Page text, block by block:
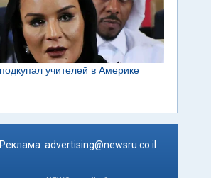
Реклама: advertising@newsru.co.il